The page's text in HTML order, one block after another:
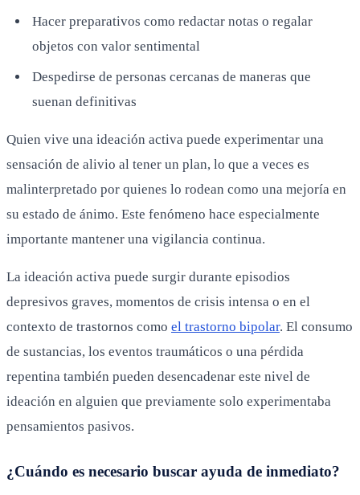
Hacer preparativos como redactar notas o regalar
objetos con valor sentimental
Despedirse de personas cercanas de maneras que
suenan definitivas
Quien vive una ideación activa puede experimentar una
sensación de alivio al tener un plan, lo que a veces es
malinterpretado por quienes lo rodean como una mejoría en
su estado de ánimo. Este fenómeno hace especialmente
importante mantener una vigilancia continua.
La ideación activa puede surgir durante episodios
depresivos graves, momentos de crisis intensa o en el
contexto de trastornos como el trastorno bipolar. El consumo
de sustancias, los eventos traumáticos o una pérdida
repentina también pueden desencadenar este nivel de
ideación en alguien que previamente solo experimentaba
pensamientos pasivos.
¿Cuándo es necesario buscar ayuda de inmediato?